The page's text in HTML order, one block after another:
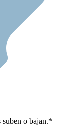
suben o bajan.*